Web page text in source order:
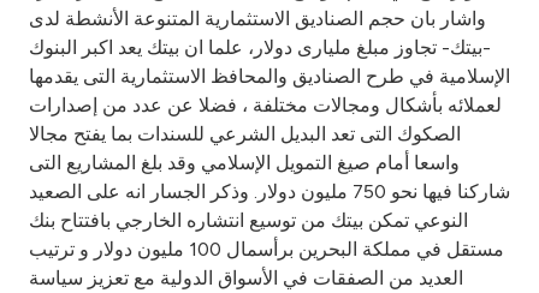
واشار بان حجم الصناديق الاستثمارية المتنوعة الأنشطة لدى
-بيتك- تجاوز مبلغ مليارى دولار، علما ان بيتك يعد اكبر البنوك
الإسلامية في طرح الصناديق والمحافظ الاستثمارية التى يقدمها
لعملائه بأشكال ومجالات مختلفة ، فضلا عن عدد من إصدارات
الصكوك التى تعد البديل الشرعي للسندات بما يفتح مجالا
واسعا أمام صيغ التمويل الإسلامي وقد بلغ المشاريع التى
شاركنا فيها نحو 750 مليون دولار. وذكر الجسار انه على الصعيد
النوعي تمكن بيتك من توسيع انتشاره الخارجي بافتتاح بنك
مستقل في مملكة البحرين برأسمال 100 مليون دولار و ترتيب
العديد من الصفقات في الأسواق الدولية مع تعزيز سياسة